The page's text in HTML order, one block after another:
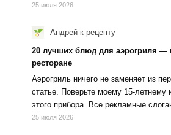
25 июля 2026
Андрей к рецепту
20 лучших блюд для аэрогриля —
ресторане
Аэрогриль ничего не заменяет из
статье. Поверьте моему 15-летнему
этого прибора. Все рекламные
25 июля 2026